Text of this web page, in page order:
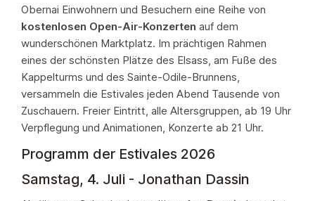
6. August)
4.5. 2021 - Alternative Formel "Les Flâneries
Musicales"
4.6. 2020 - Abgesagt (Covid)
4.7. 2019 - 14. Ausgabe
4.8. 2018
4.9. 2017 (8. Juli bis 5. August)
4.10. 2016 (9. Juli bis 6. August)
4.12. 2014 - 11. Ausgabe (12. Juli bis 9. August)
4.13. 2013
Obernai Einwohnern und Besuchern eine Reihe von
kostenlosen Open-Air-Konzerten auf dem
wunderschönen Marktplatz. Im prächtigen Rahmen
eines der schönsten Plätze des Elsass, am Fuße des
Kappelturms und des Sainte-Odile-Brunnens,
versammeln die Estivales jeden Abend Tausende von
Zuschauern. Freier Eintritt, alle Altersgruppen, ab 19 Uhr
Verpflegung und Animationen, Konzerte ab 21 Uhr.
Programm der Estivales 2026
Samstag, 4. Juli - Jonathan Dassin